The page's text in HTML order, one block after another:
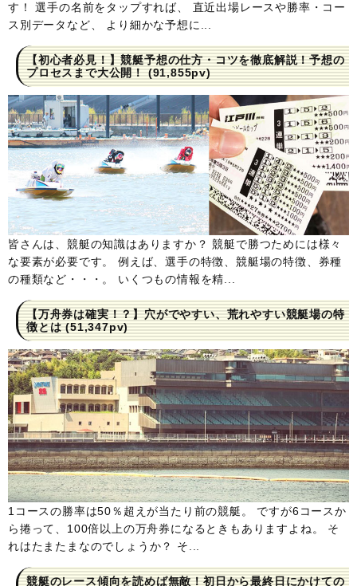
す！ 選手の名前をタップすれば、 直近出場レースや勝率・コー
ス別データなど、 より細かな予想に...
【初心者必見！】競艇予想の仕方・コツを徹底解説！予想の
プロセスまで大公開！(91,855pv)
皆さんは、競艇の知識はありますか？ 競艇で勝つためには様々
な要素が必要です。 例えば、選手の特徴、競艇場の特徴、券種
の種類など・・・。 いくつもの情報を精...
【万舟券は確実！？】穴がでやすい、荒れやすい競艇場の特
徴とは(51,347pv)
1コースの勝率は50％超えが当たり前の競艇。 ですが6コースか
ら捲って、100倍以上の万舟券になるときもありますよね。 そ
れはたまたまなのでしょうか？ そ...
競艇のレース傾向を読めば無敵！初日から最終日にかけての